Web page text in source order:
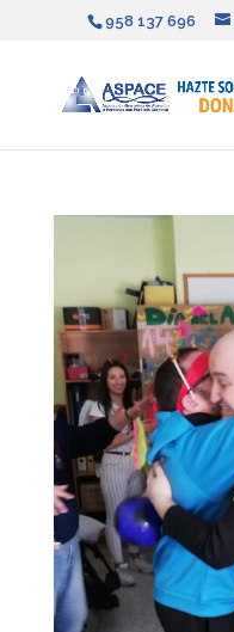
958 137 696